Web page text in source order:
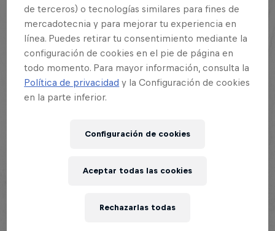
Red Bull Batalla
130 Tour Stops
Resumen
castellano con su regreso, Liga Bazooka –el evento
edición internacional este 27 de abril, que será
de terceros) o tecnologías similares para fines de
mercadotecnia y para mejorar tu experiencia en
línea. Puedes retirar tu consentimiento mediante la
configuración de cookies en el pie de página en
todo momento. Para mayor información, consulta la
Política de privacidad y la Configuración de cookies
en la parte inferior.
Configuración de cookies
Rechazarlas todas
Aceptar todas las cookies